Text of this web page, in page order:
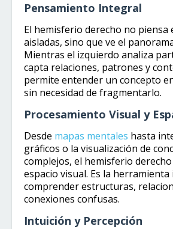
Pensamiento Integral
El hemisferio derecho no piensa
aisladas, sino que ve el
Mientras el izquierdo analiza
capta relaciones, patrones y
permite entender un concepto
sin necesidad de fragmentarlo.
Procesamiento Visual y
Desde mapas mentales hasta
gráficos o la visualización de
complejos, el hemisferio
espacio visual. Es la herramienta
comprender estructuras,
conexiones confusas.
Intuición y Percepción